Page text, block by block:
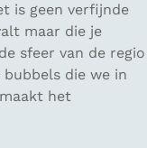
is geen verfijnde
maar die je
sfeer van de regio
die we in
het